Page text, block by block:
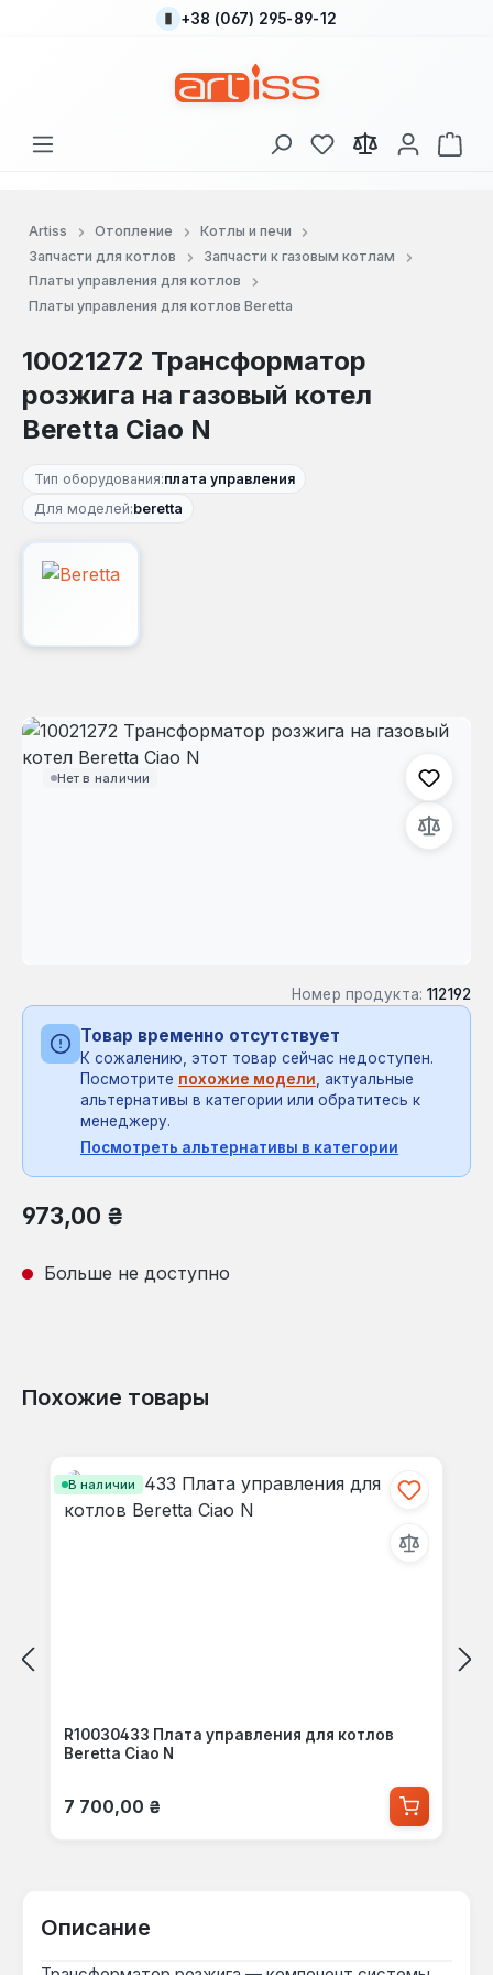
Перейти к основному содержанию
+38 (067) 295-89-12
У вас есть товары
В
Artiss Отопление
Котлы и печи
Запчасти для котлов
Запчасти к газовым котлам
Платы управления для котлов
Платы управления для котлов Beretta
10021272 Трансформатор
розжига на газовый котел
Beretta Ciao N
Тип оборудования:плата управления
Для моделей:beretta
Нет в наличии
Пропустить галерею изображений
Номер продукта: 112192
Товар временно отсутствует
К сожалению, этот товар сейчас недоступен.
Посмотрите похожие модели , актуальные
альтернативы в категории или обратитесь к
менеджеру.
Посмотреть альтернативы в категории
Обычная цена:
973,00 ₴
Больше не доступно
Похожие товары
В наличии
R10030433 Плата управления для котлов
Beretta Ciao N
Обычная цена:
7 700,00 ₴
Описание